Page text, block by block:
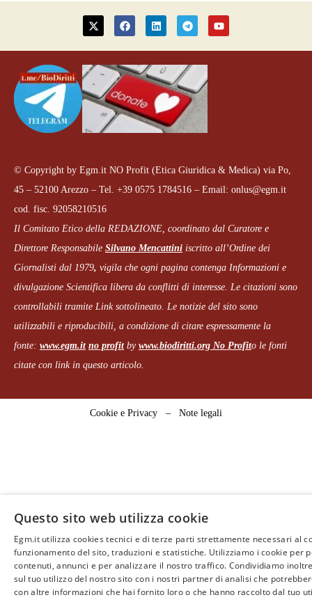
© Copyright by Egm.it NO Profit (Etica Giuridica & Medica) via Po,
45 – 52100 Arezzo – Tel. +39 0575 1784516 – Email: onlus@egm.it
cod. fisc. 92058210516
Il Comitato Etico della REDAZIONE, coordinato dal Curatore e
Direttore Responsabile Silvano Mencattini iscritto all’Ordine dei
Giornalisti dal 1979, vigila che ogni pagina contenga Informazioni e
divulgazione Scientifica libera da conflitti di interesse. Le citazioni sono
controllabili tramite Link sottolineato. Le notizie del sito sono
utilizzabili e riproducibili, a condizione di citare espressamente la
fonte: www.egm.it no profitby www.biodiritti.org No Profito le fonti
citate con link in questo articolo.
Cookie e Privacy – Note legali
Questo sito web utilizza cookie
Egm.it utilizza cookies tecnici e di terze parti strettamente necessari al
funzionamento del sito, traduzioni e statistiche. Utilizziamo i cookie per
contenuti, annunci e per analizzare il nostro traffico. Condividiamo
sul tuo utilizzo del nostro sito con i nostri partner di analisi che
con altre informazioni che hai fornito loro o che hanno raccolto dal tuo